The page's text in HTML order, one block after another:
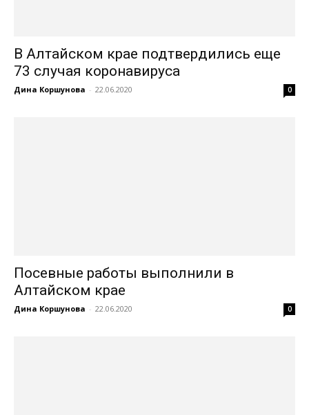
В Алтайском крае подтвердились еще
73 случая коронавируса
Дина Коршунова - 22.06.2020 0
Посевные работы выполнили в
Алтайском крае
Дина Коршунова - 22.06.2020 0